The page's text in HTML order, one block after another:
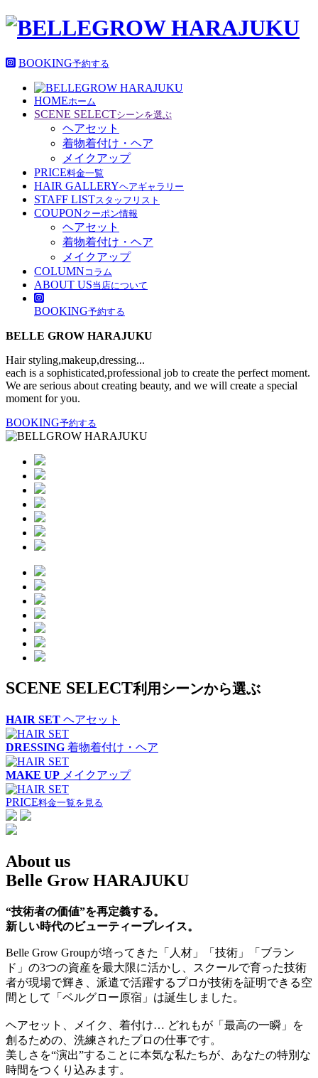
BOOKING予約する
HOMEホーム
SCENE SELECTシーンを選ぶ
ヘアセット
着物着付け・ヘア
メイクアップ
PRICE料金一覧
HAIR GALLERYヘアギャラリー
STAFF LISTスタッフリスト
COUPONクーポン情報
ヘアセット
着物着付け・ヘア
メイクアップ
COLUMN コラム
ABOUT US当店について
BOOKING予約する
BELLE GROW HARAJUKU
Hair styling,makeup,dressing...
each is a sophisticated,professional job to create the perfect moment.
We are serious about creating beauty, and we will create a special
moment for you.
BOOKING予約する
SCENE SELECT利用シーンから選ぶ
HAIR SET ヘアセット
DRESSING 着物着付け・ヘア
MAKE UP メイクアップ
PRICE料金一覧を見る
About us
Belle Grow HARAJUKU
“技術者の価値”を再定義する。
新しい時代のビューティープレイス。
Belle Grow Groupが培ってきた「人材」「技術」「ブラン
ド」の3つの資産を最大限に活かし、スクールで育った技術
者が現場で輝き、派遣で活躍するプロが技術を証明できる空
間として「ベルグロー原宿」は誕生しました。
ヘアセット、メイク、着付け… どれもが「最高の一瞬」を
創るための、洗練されたプロの仕事です。
美しさを“演出”することに本気な私たちが、あなたの特別な
時間をつくり込みます。